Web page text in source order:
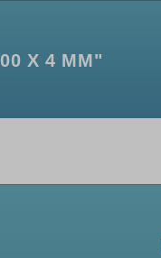
X 4 MM"